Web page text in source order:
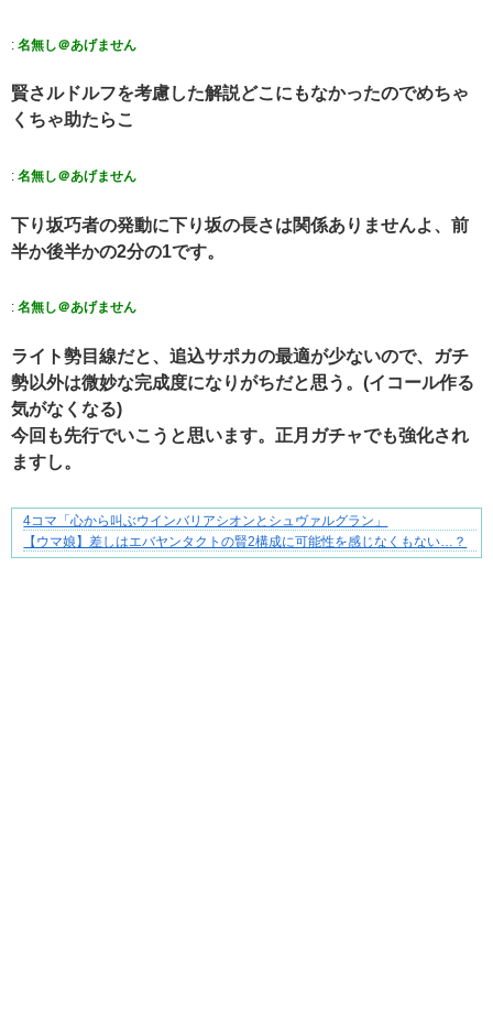
: 名無し＠あげません
賢さルドルフを考慮した解説どこにもなかったのでめちゃ
くちゃ助たらこ
: 名無し＠あげません
下り坂巧者の発動に下り坂の長さは関係ありませんよ、前
半か後半かの2分の1です。
: 名無し＠あげません
ライト勢目線だと、追込サポカの最適が少ないので、ガチ
勢以外は微妙な完成度になりがちだと思う。(イコール作る
気がなくなる)
今回も先行でいこうと思います。正月ガチャでも強化され
ますし。
平穏が少しずつ壊れていく家族の物語。
4コマ「心から叫ぶウインバリアシオンとシュヴァルグラン」
【ウマ娘】差しはエバヤンタクトの賢2構成に可能性を感じなくもない…？